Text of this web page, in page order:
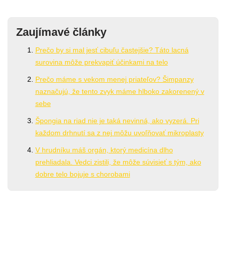
Zaujímavé články
Prečo by si mal jesť cibuľu častejšie? Táto lacná
surovina môže prekvapiť účinkami na telo
Prečo máme s vekom menej priateľov? Šimpanzy
naznačujú, že tento zvyk máme hlboko zakorenený v
sebe
Špongia na riad nie je taká nevinná, ako vyzerá. Pri
každom drhnutí sa z nej môžu uvoľňovať mikroplasty
V hrudníku máš orgán, ktorý medicína dlho
prehliadala. Vedci zistili, že môže súvisieť s tým, ako
dobre telo bojuje s chorobami